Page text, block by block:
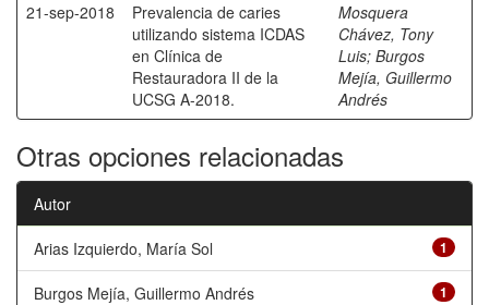
21-sep-2018
Prevalencia de caries
utilizando sistema ICDAS
en Clínica de
Restauradora II de la
UCSG A-2018.
Mosquera
Chávez, Tony
Luis; Burgos
Mejía, Guillermo
Andrés
Otras opciones relacionadas
Autor
1
Arias Izquierdo, María Sol
1
Burgos Mejía, Guillermo Andrés